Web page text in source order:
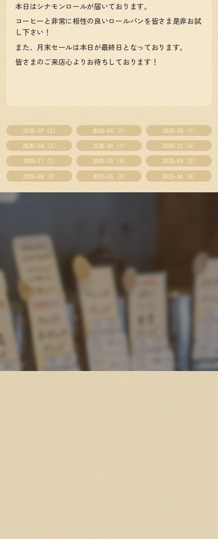
本日はシナモンロールが届いております。
コーヒーと非常に相性の良いロールパンを皆さま是非お試
し下さい！
また、月末セールは本日が最終日となっております。
皆さまのご来店心よりお待ちしております！
2026-07（3） 2026-06（1）
2026-05（1）
2026-04（3）
2026-01（1）
2025-12（6）
2025-11（1）
2025-10（4）
2025-09（3）
2025-08（2）
2025-05（3） 2025-04（6）